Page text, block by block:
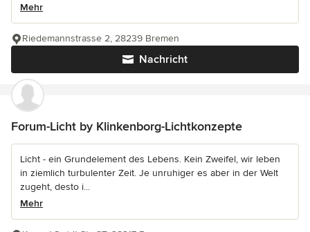
Mehr
Nachricht
Riedemannstrasse 2, 28239 Bremen
Forum-Licht by Klinkenborg-Lichtkonzepte
Licht - ein Grundelement des Lebens. Kein Zweifel, wir leben
in ziemlich turbulenter Zeit. Je unruhiger es aber in der Welt
zugeht, desto i...
Mehr